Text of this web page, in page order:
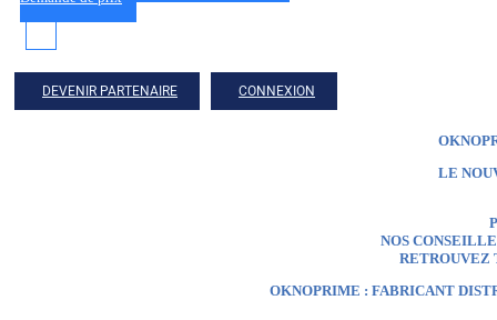
DEVENIR PARTENAIRE CONNEXION
LE
NOS
RETROUVEZ
OKNOPRIME : FABRICANT